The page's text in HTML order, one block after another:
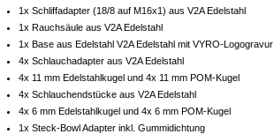
1x Schliffadapter (18/8 auf M16x1) aus V2A Edelstahl
1x Rauchsäule aus V2A Edelstahl
1x Base aus Edelstahl V2A Edelstahl mit VYRO-Logogravur
4x Schlauchadapter aus V2A Edelstahl
4x 11 mm Edelstahlkugel und 4x 11 mm POM-Kugel
4x Schlauchendstücke aus V2A Edelstahl
4x 6 mm Edelstahlkugel und 4x 6 mm POM-Kugel
1x Steck-Bowl Adapter inkl. Gummidichtung